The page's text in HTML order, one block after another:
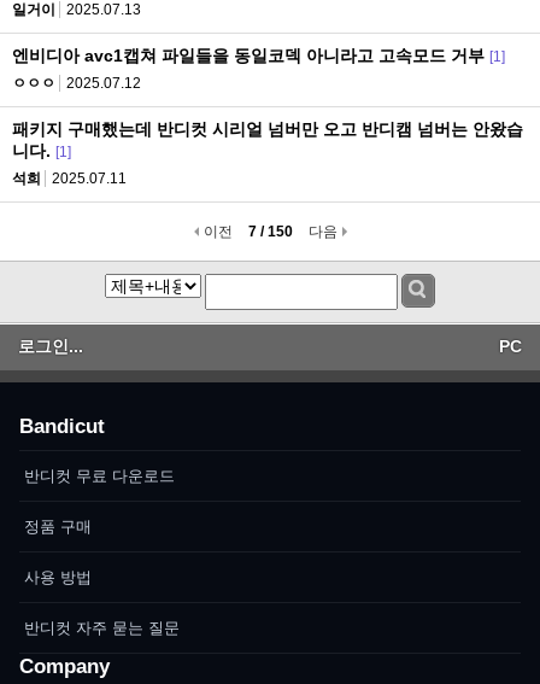
일거이
2025.07.13
엔비디아 avc1캡쳐 파일들을 동일코덱 아니라고 고속모드 거부 [1]
ㅇㅇㅇ
2025.07.12
패키지 구매했는데 반디컷 시리얼 넘버만 오고 반디캠 넘버는 안왔습
니다. [1]
석희
2025.07.11
이전 7 / 150 다음
로그인... PC
Bandicut
반디컷 무료 다운로드
정품 구매
사용 방법
반디컷 자주 묻는 질문
Company